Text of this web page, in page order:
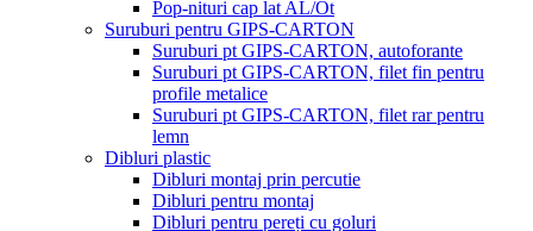
Pop-nituri cap lat AL/Ot
Suruburi pentru GIPS-CARTON
Suruburi pt GIPS-CARTON, autoforante
Suruburi pt GIPS-CARTON, filet fin pentru
profile metalice
Suruburi pt GIPS-CARTON, filet rar pentru
lemn
Dibluri plastic
Dibluri montaj prin percutie
Dibluri pentru montaj
Dibluri pentru pereți cu goluri